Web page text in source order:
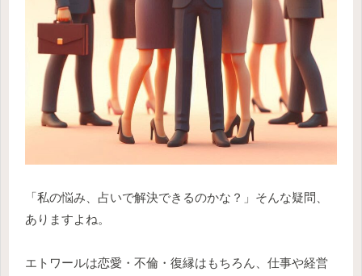
「私の悩み、占いで解決できるのかな？」そんな疑問、
ありますよね。
エトワールは恋愛・不倫・復縁はもちろん、仕事や経営